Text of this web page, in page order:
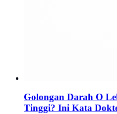
Golongan Darah O
Tinggi? Ini Kata